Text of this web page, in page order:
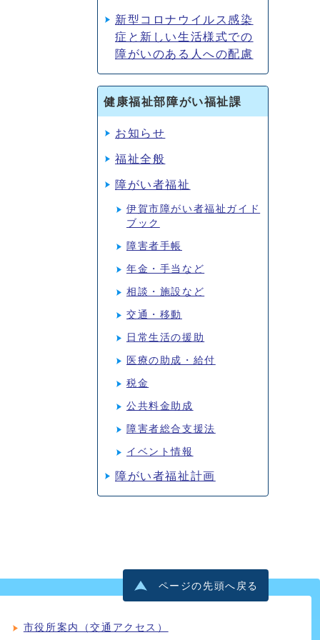
新型コロナウイルス感染
症と新しい生活様式での
障がいのある人への配慮
健康福祉部障がい福祉課
お知らせ
福祉全般
障がい者福祉
伊賀市障がい者福祉ガイド
ブック
障害者手帳
年金・手当など
相談・施設など
交通・移動
日常生活の援助
医療の助成・給付
税金
公共料金助成
障害者総合支援法
イベント情報
障がい者福祉計画
ページの先頭へ戻る
市役所案内（交通アクセス）